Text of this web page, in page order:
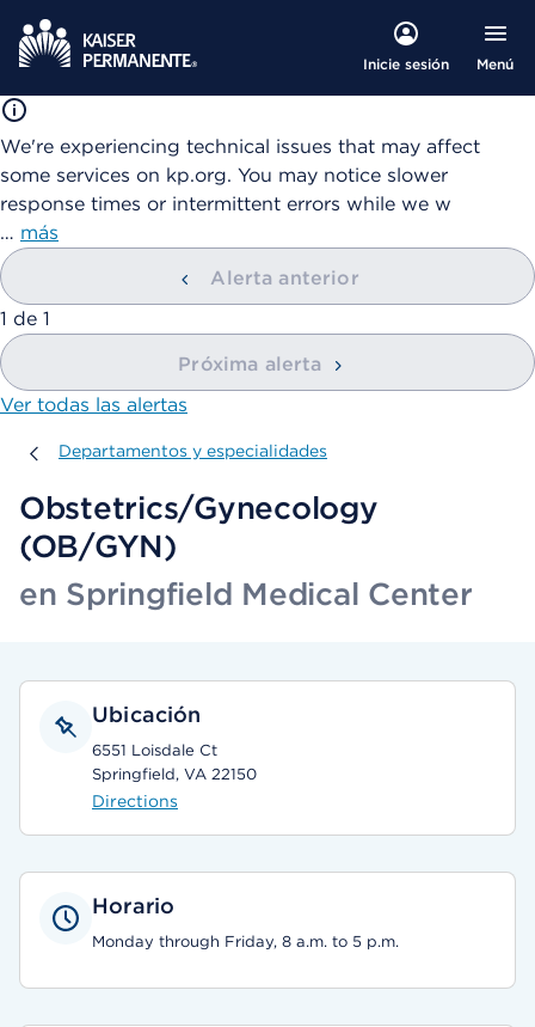
Inicie sesión Menú
We're experiencing technical issues that may affect
some services on kp.org. You may notice slower
response times or intermittent errors while we w
… más
Alerta anterior
mostrando
1 de 1
Próxima alerta
Ver todas las alertas
Departamentos y especialidades
Departamentos y especialidades
Obstetrics/Gynecology
(OB/GYN)
en Springfield Medical Center
Ubicación
6551 Loisdale Ct
Springfield, VA 22150
Directions
Horario
Monday through Friday, 8 a.m. to 5 p.m.